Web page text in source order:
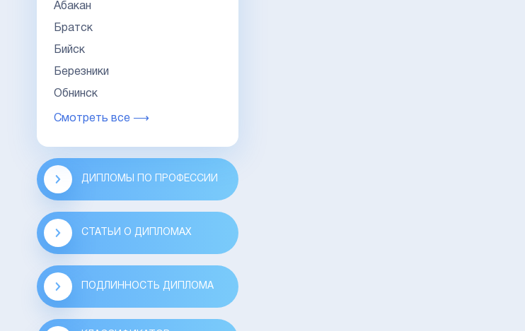
Абакан
Братск
Бийск
Березники
Обнинск
Смотреть все ⟶
ДИПЛОМЫ ПО ПРОФЕССИИ
СТАТЬИ О ДИПЛОМАХ
ПОДЛИННОСТЬ ДИПЛОМА